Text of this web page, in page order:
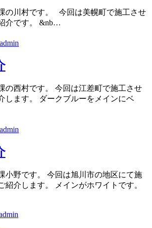
の川村です。 今回は美幌町で施工させ
介です。 &nb…
の西村です。 今回は江差町で施工させ
します。 ダークブルーをメインにベ
小野です。 今回は旭川市の地区にて施
紹介します。 メインがホワイトです。